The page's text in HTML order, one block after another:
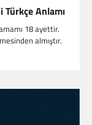
Anlamı
18 ayettir.
almıştır.